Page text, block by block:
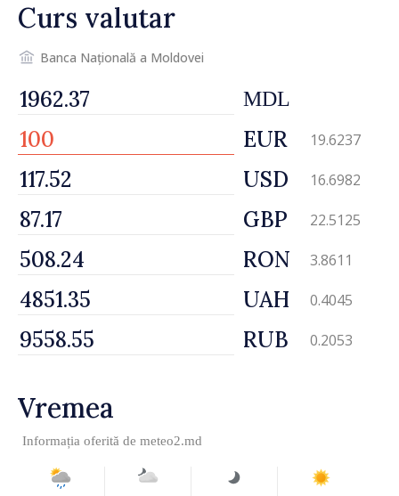
Curs valutar
Banca Națională a Moldovei
MDL
EUR 19.6237
USD 16.6982
GBP 22.5125
RON 3.8611
UAH 0.4045
RUB 0.2053
Vremea
Informația oferită de meteo2.md